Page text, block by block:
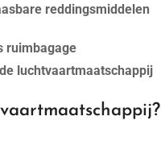
reddingsmiddelen
ruimbagage
luchtvaartmaatschappij